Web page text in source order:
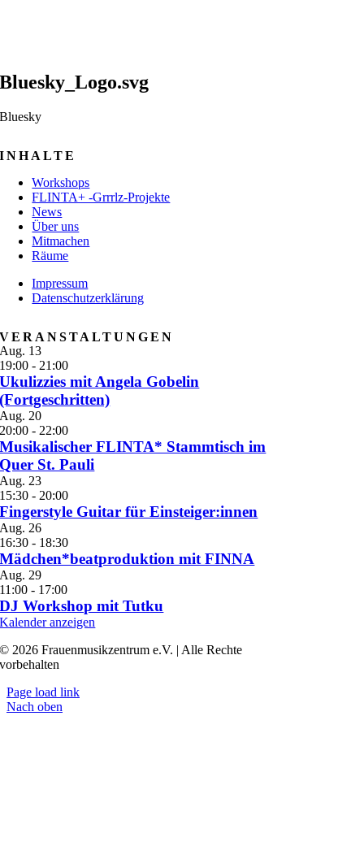
Bluesky_Logo.svg
Bluesky
INHALTE
Workshops
FLINTA+ -Grrrlz-Projekte
News
Über uns
Mitmachen
Räume
Impressum
Datenschutzerklärung
VERANSTALTUNGEN
Aug. 13
19:00 - 21:00
Ukulizzies mit Angela Gobelin
(Fortgeschritten)
Aug. 20
20:00 - 22:00
Musikalischer FLINTA* Stammtisch im
Quer St. Pauli
Aug. 23
15:30 - 20:00
Fingerstyle Guitar für Einsteiger:innen
Aug. 26
16:30 - 18:30
Mädchen*beatproduktion mit FINNA
Aug. 29
11:00 - 17:00
DJ Workshop mit Tutku
Kalender anzeigen
© 2026 Frauenmusikzentrum e.V. | Alle Rechte
vorbehalten
Page load link
Nach oben